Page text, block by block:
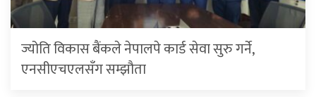
ज्योति विकास बैंकले नेपालपे कार्ड सेवा सुरु गर्ने,
एनसीएचएलसँग सम्झौता